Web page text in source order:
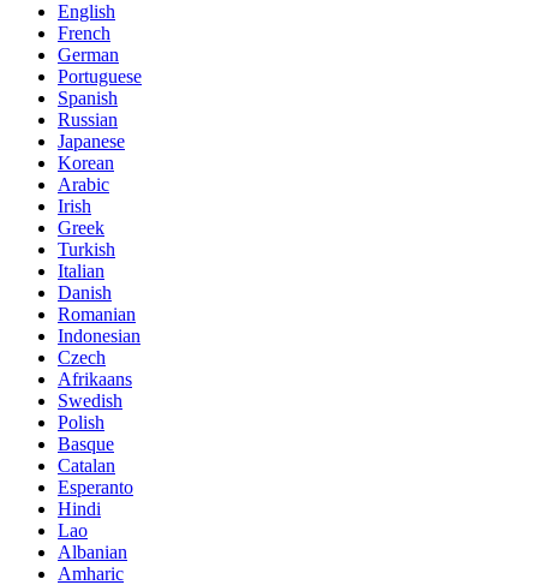
English
French
German
Portuguese
Spanish
Russian
Japanese
Korean
Arabic
Irish
Greek
Turkish
Italian
Danish
Romanian
Indonesian
Czech
Afrikaans
Swedish
Polish
Basque
Catalan
Esperanto
Hindi
Lao
Albanian
Amharic